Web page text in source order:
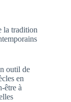
la tradition
outil de
en
être à